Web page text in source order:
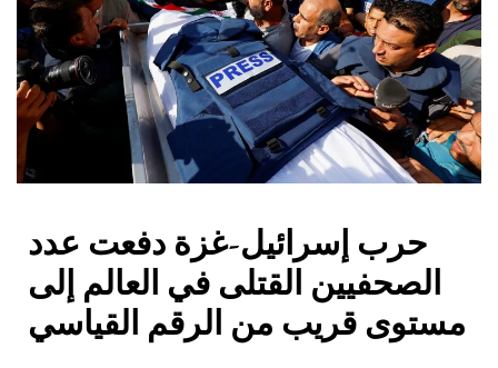
حرب إسرائيل-غزة دفعت عدد
الصحفيين القتلى في العالم إلى
مستوى قريب من الرقم القياسي